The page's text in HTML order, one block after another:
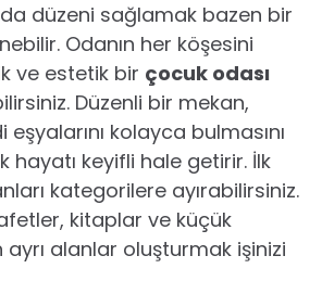
düzeni sağlamak bazen bir
Odanın her köşesini
ve estetik bir çocuk odası
Düzenli bir mekan,
eşyalarını kolayca bulmasını
hayatı keyifli hale getirir. İlk
kategorilere ayırabilirsiniz.
kitaplar ve küçük
alanlar oluşturmak işinizi